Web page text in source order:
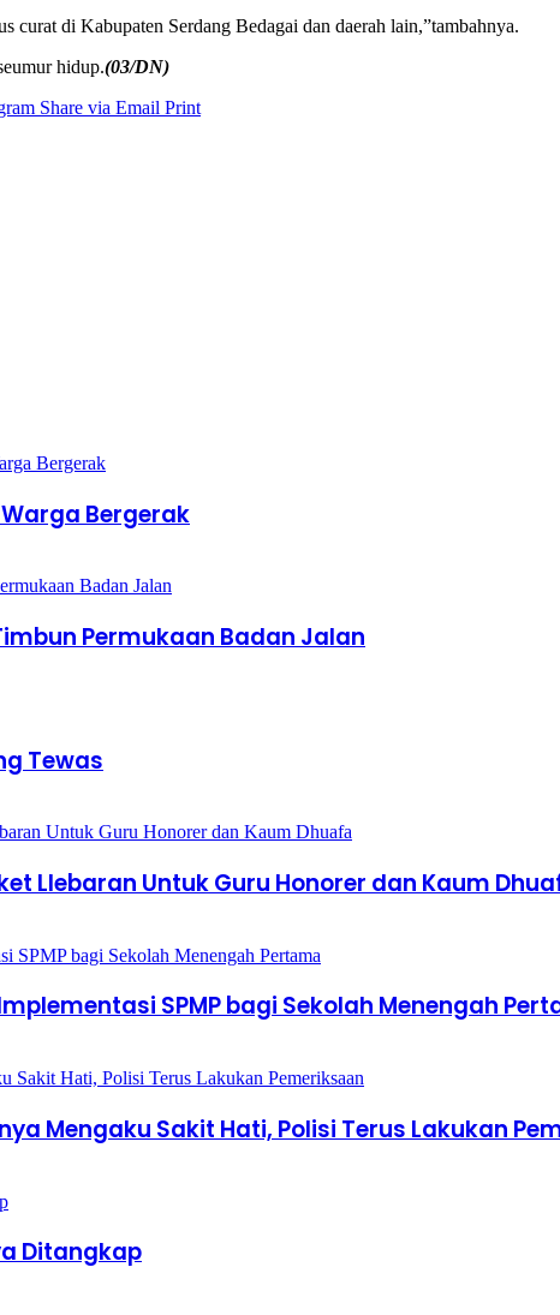
curat di Kabupaten Serdang Bedagai dan daerah lain,”tambahnya.
hidup.(03/DN)
Share via Email Print
Bergerak
Permukaan Badan Jalan
Tewas
Llebaran Untuk Guru Honorer dan Kaum
SPMP bagi Sekolah Menengah
Mengaku Sakit Hati, Polisi Terus Lakukan
Ditangkap